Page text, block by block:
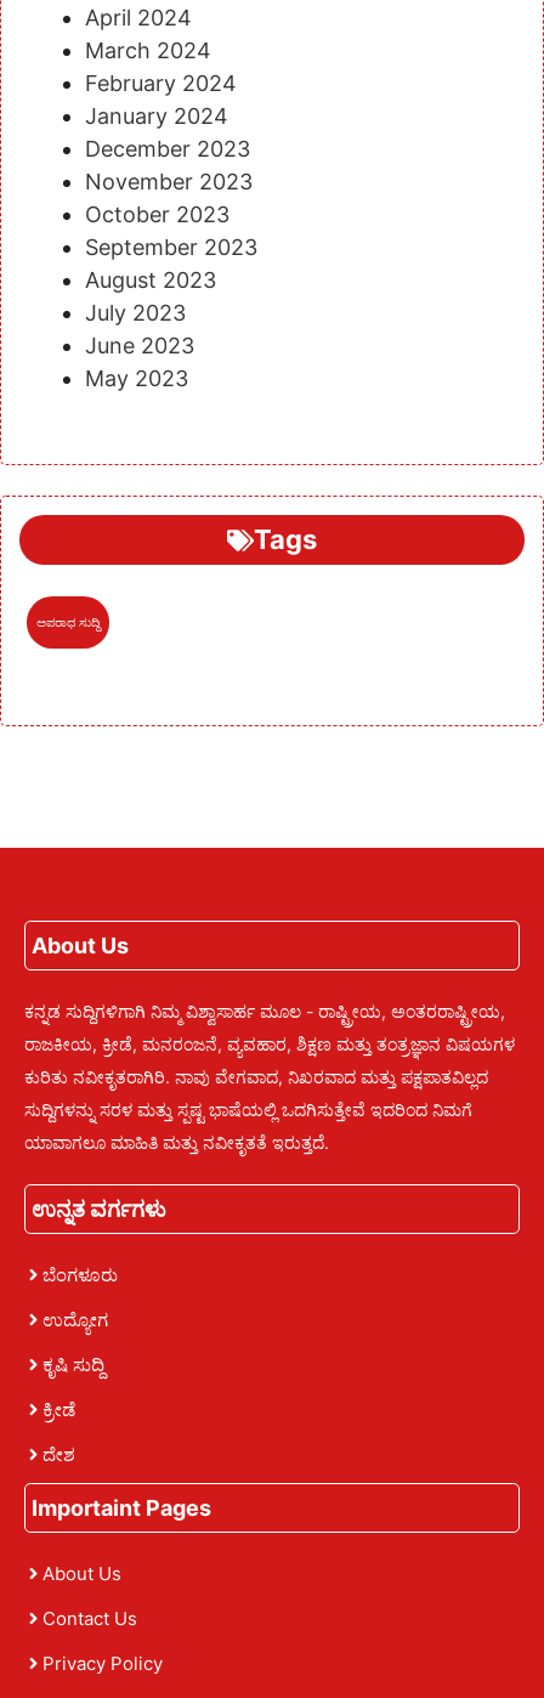
April 2024
March 2024
February 2024
January 2024
December 2023
November 2023
October 2023
September 2023
August 2023
July 2023
June 2023
May 2023
Tags
ಅಪರಾಧ ಸುದ್ದಿ
About Us
ಕನ್ನಡ ಸುದ್ದಿಗಳಿಗಾಗಿ ನಿಮ್ಮ ವಿಶ್ವಾಸಾರ್ಹ ಮೂಲ - ರಾಷ್ಟ್ರೀಯ, ಅಂತರರಾಷ್ಟ್ರೀಯ,
ರಾಜಕೀಯ, ಕ್ರೀಡೆ, ಮನರಂಜನೆ, ವ್ಯವಹಾರ, ಶಿಕ್ಷಣ ಮತ್ತು ತಂತ್ರಜ್ಞಾನ ವಿಷಯಗಳ
ಕುರಿತು ನವೀಕೃತರಾಗಿರಿ. ನಾವು ವೇಗವಾದ, ನಿಖರವಾದ ಮತ್ತು ಪಕ್ಷಪಾತವಿಲ್ಲದ
ಸುದ್ದಿಗಳನ್ನು ಸರಳ ಮತ್ತು ಸ್ಪಷ್ಟ ಭಾಷೆಯಲ್ಲಿ ಒದಗಿಸುತ್ತೇವೆ ಇದರಿಂದ ನಿಮಗೆ
ಯಾವಾಗಲೂ ಮಾಹಿತಿ ಮತ್ತು ನವೀಕೃತತೆ ಇರುತ್ತದೆ.
ಉನ್ನತ ವರ್ಗಗಳು
ಬೆಂಗಳೂರು
ಉದ್ಯೋಗ
ಕೃಷಿ ಸುದ್ದಿ
ಕ್ರೀಡೆ
ದೇಶ
Importaint Pages
About Us
Contact Us
Privacy Policy